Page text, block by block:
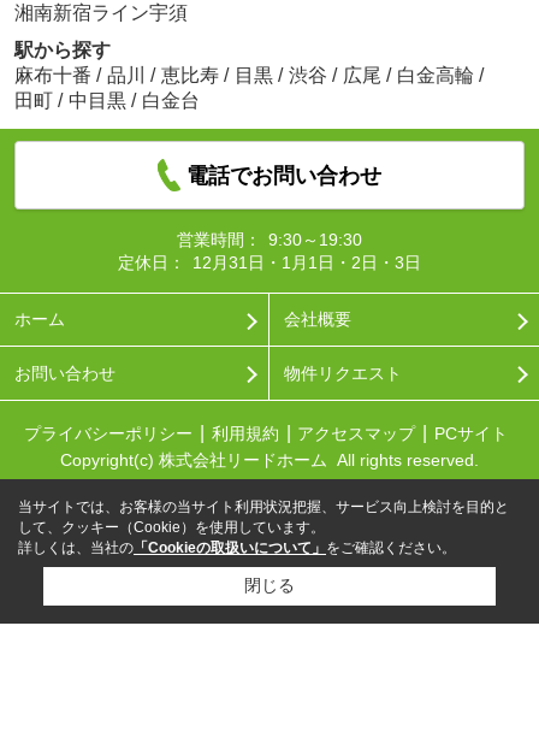
湘南新宿ライン宇須
駅から探す
麻布十番 / 品川 / 恵比寿 / 目黒 / 渋谷 / 広尾 / 白金高輪 /
田町 / 中目黒 / 白金台
電話でお問い合わせ
営業時間：
9:30～19:30
定休日：
12月31日・1月1日・2日・3日
ホーム 会社概要
お問い合わせ 物件リクエスト
プライバシーポリシー 利用規約 アクセスマップ
PCサイト
Copyright(c) 株式会社リードホーム All rights reserved.
当サイトでは、お客様の当サイト利用状況把握、サービス向上検討を目的と
して、クッキー（Cookie）を使用しています。
詳しくは、当社の 「Cookieの取扱いについて」 をご確認ください。
閉じる